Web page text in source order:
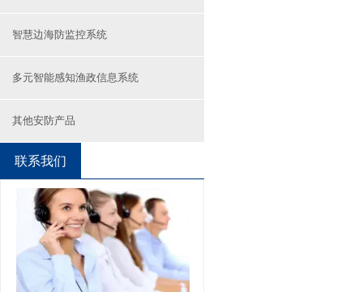
智慧边海防监控系统
多元智能感知渔政信息系统
其他安防产品
联系我们